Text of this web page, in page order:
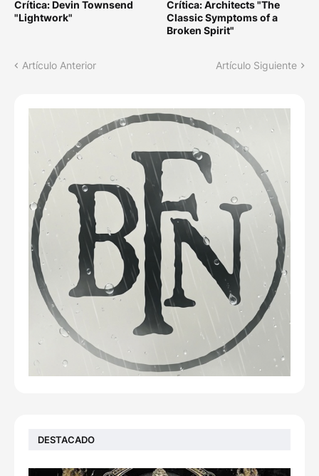
Crítica: Devin Townsend
"Lightwork"
Crítica: Architects "The
Classic Symptoms of a
Broken Spirit"
Artículo Anterior Artículo Siguiente
DESTACADO